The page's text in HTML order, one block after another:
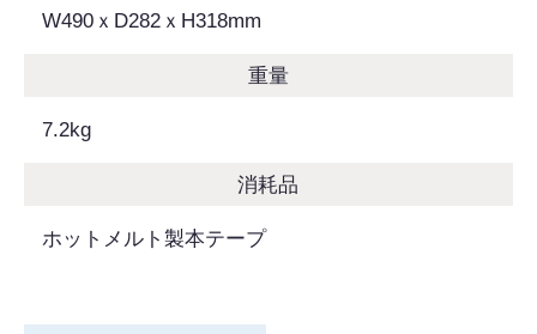
W490ｘD282ｘH318mm
重量
7.2kg
消耗品
ホットメルト製本テープ